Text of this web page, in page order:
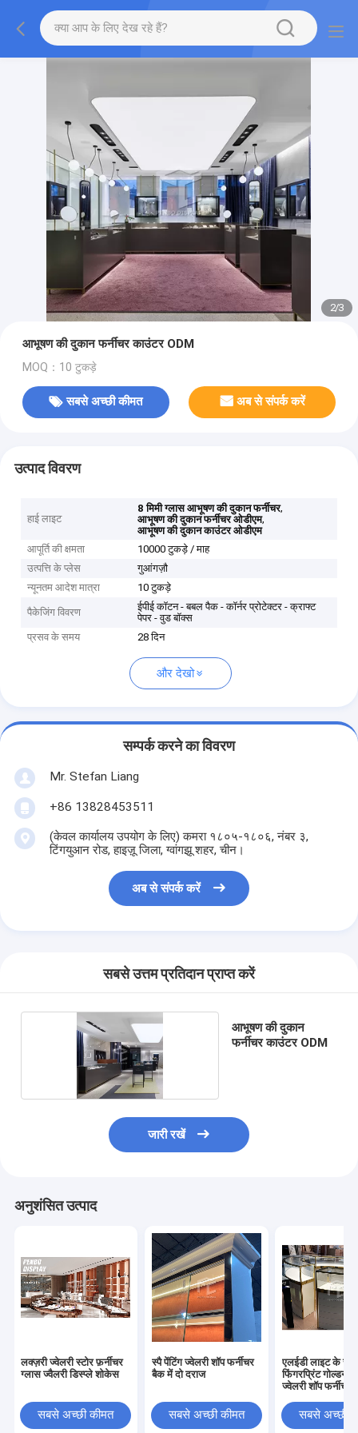
2/3
आभूषण की दुकान फर्नीचर काउंटर ODM
MOQ：10 टुकड़े
सबसे अच्छी कीमत अब से संपर्क करें
उत्पाद विवरण
हाई लाइट
8 मिमी ग्लास आभूषण की दुकान फर्नीचर,
आभूषण की दुकान फर्नीचर ओडीएम,
आभूषण की दुकान काउंटर ओडीएम
आपूर्ति की क्षमता
10000 टुकड़े / माह
उत्पत्ति के प्लेस
गुआंगज़ौ
न्यूनतम आदेश मात्रा
10 टुकड़े
पैकेजिंग विवरण
ईपीई कॉटन - बबल पैक - कॉर्नर प्रोटेक्टर - क्राफ्ट
पेपर - वुड बॉक्स
प्रसव के समय
28 दिन
और देखो
सम्पर्क करने का विवरण
Mr. Stefan Liang
+86 13828453511
(केवल कार्यालय उपयोग के लिए) कमरा १८०५-१८०६, नंबर ३,
टिंगयुआन रोड, हाइज़ू जिला, ग्वांगझू शहर, चीन।
अब से संपर्क करें
सबसे उत्तम प्रतिदान प्राप्त करें
आभूषण की दुकान
फर्नीचर काउंटर ODM
जारी रखें
अनुशंसित उत्पाद
लक्ज़री ज्वेलरी स्टोर फ़र्नीचर
ग्लास ज्वैलरी डिस्प्ले शोकेस
सबसे अच्छी कीमत
स्पै पेंटिंग ज्वेलरी शॉप फर्नीचर
बैक में दो दराज
सबसे अच्छी कीमत
एलईडी लाइट के
फिंगरप्रिंट गोल्डन
ज्वेलरी शॉप फर्नीचर
सबसे अच्छी